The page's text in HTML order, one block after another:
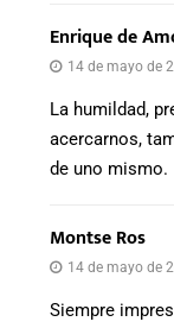
Enrique de
14 de mayo de
La humildad,
acercarnos,
de uno mismo.
Montse Ros
14 de mayo de
Siempre